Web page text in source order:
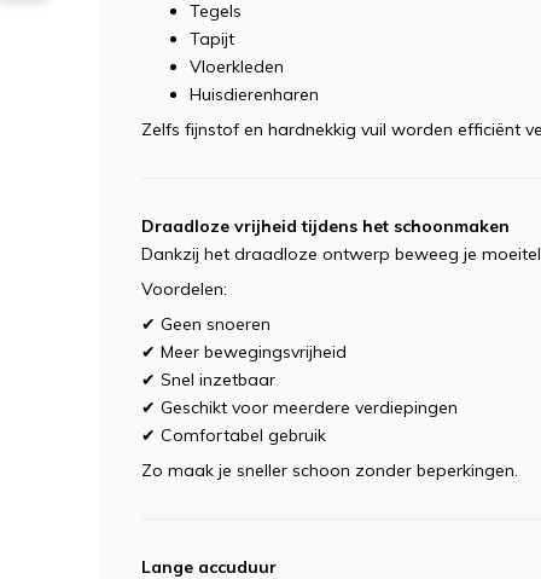
Tegels
Tapijt
Vloerkleden
Huisdierenharen
Zelfs fijnstof en hardnekkig vuil worden efficiënt
Draadloze vrijheid tijdens het schoonmaken
Dankzij het draadloze ontwerp beweeg je
Voordelen:
✔ Geen snoeren
✔ Meer bewegingsvrijheid
✔ Snel inzetbaar
✔ Geschikt voor meerdere verdiepingen
✔ Comfortabel gebruik
Zo maak je sneller schoon zonder beperkingen.
Lange accuduur